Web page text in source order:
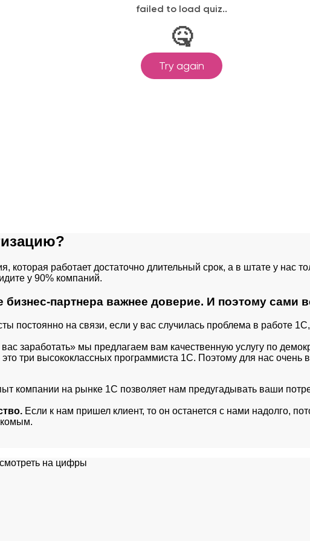
работает достаточно длительный срок, а в штате у нас
у 90% компаний.
партнера важнее доверие. И поэтому сами
постоянно на связи, если у вас случилась проблема в работе
заработать» мы предлагаем вам качественную услугу по
три высококлассных программиста 1С. Поэтому для нас
компании на рынке 1С позволяет нам предугадывать ваши
Если к нам пришел клиент, то он останется с нами надолго,
на цифры